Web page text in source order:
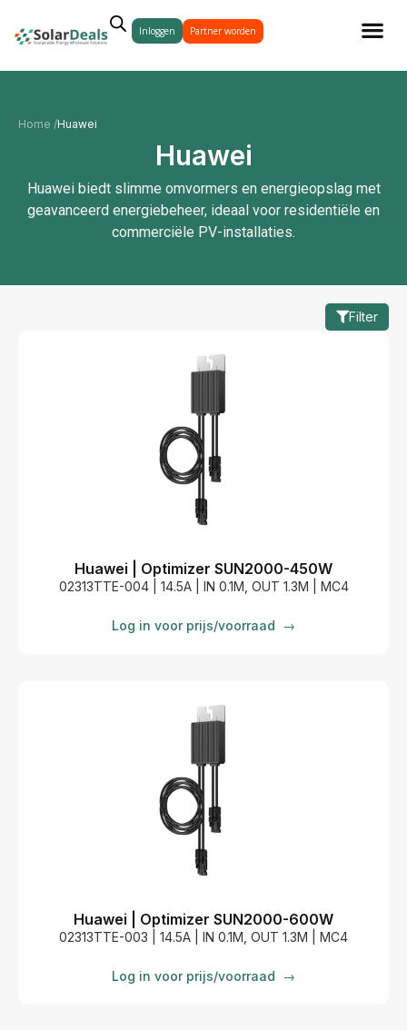
Inloggen Partner worden
Home /Huawei
Huawei
Huawei biedt slimme omvormers en energieopslag met
geavanceerd energiebeheer, ideaal voor residentiële en
commerciële PV-installaties.
Filter
Huawei | Optimizer SUN2000-450W
02313TTE-004 | 14.5A | IN 0.1M, OUT 1.3M | MC4
Log in voor prijs/voorraad →
Huawei | Optimizer SUN2000-600W
02313TTE-003 | 14.5A | IN 0.1M, OUT 1.3M | MC4
Log in voor prijs/voorraad →